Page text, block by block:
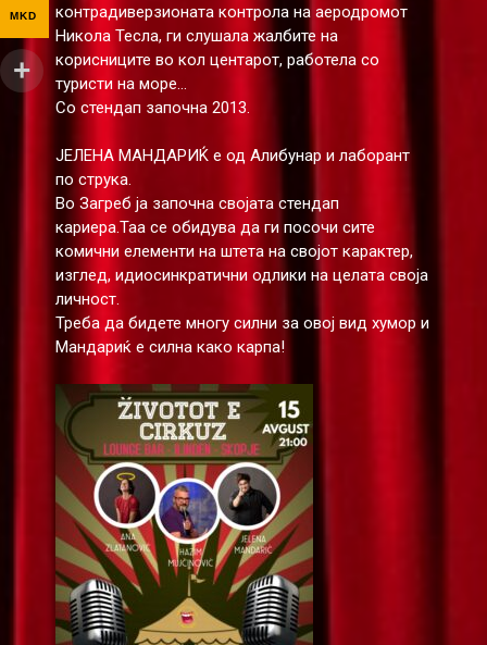
контрадиверзионата контрола на аеродромот
Никола Тесла, ги слушала жалбите на
корисниците во кол центарот, работела со
туристи на море...
Со стендап започна 2013.
ЈЕЛЕНА МАНДАРИЌ е од Алибунар и лаборант
по струка.
Во Загреб ја започна својата стендап
кариера.Таа се обидува да ги посочи сите
комични елементи на штета на својот карактер,
изглед, идиосинкратични одлики на целата своја
личност.
Треба да бидете многу силни за овој вид хумор и
Мандариќ е силна како карпа!
MKD